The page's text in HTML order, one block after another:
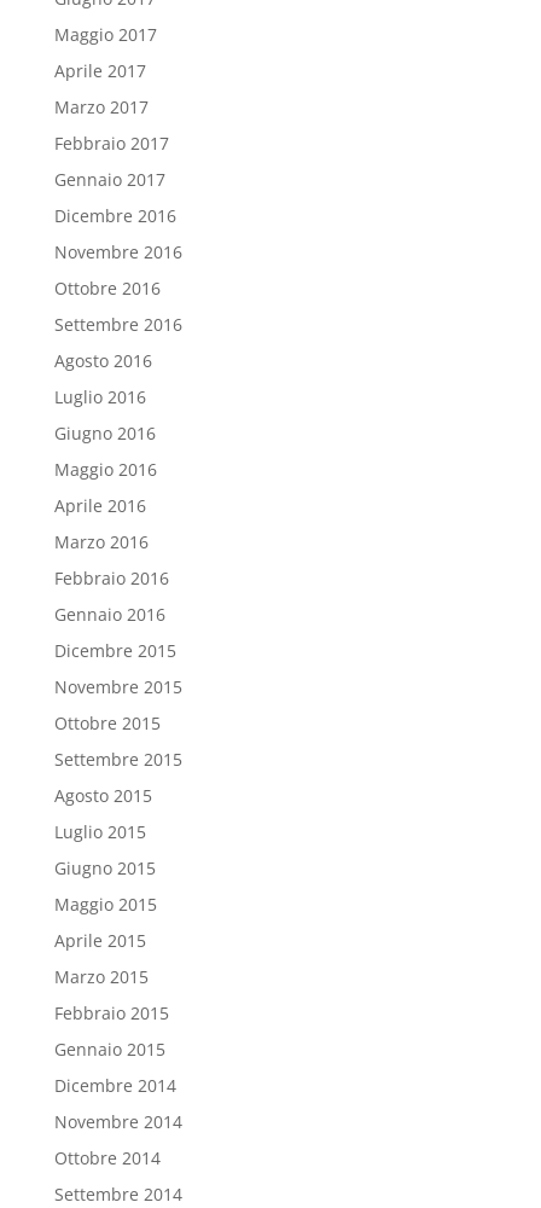
Maggio 2017
Aprile 2017
Marzo 2017
Febbraio 2017
Gennaio 2017
Dicembre 2016
Novembre 2016
Ottobre 2016
Settembre 2016
Agosto 2016
Luglio 2016
Giugno 2016
Maggio 2016
Aprile 2016
Marzo 2016
Febbraio 2016
Gennaio 2016
Dicembre 2015
Novembre 2015
Ottobre 2015
Settembre 2015
Agosto 2015
Luglio 2015
Giugno 2015
Maggio 2015
Aprile 2015
Marzo 2015
Febbraio 2015
Gennaio 2015
Dicembre 2014
Novembre 2014
Ottobre 2014
Settembre 2014